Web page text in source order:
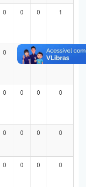
0 0 0 1
0 0 0
0 0 0 0
0 0 0 0
0 0 0 0